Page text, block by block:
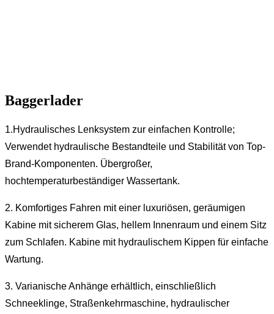
Baggerlader
1.Hydraulisches Lenksystem zur einfachen Kontrolle;
Verwendet hydraulische Bestandteile und Stabilität von Top-
Brand-Komponenten. Übergroßer,
hochtemperaturbeständiger Wassertank.
2. Komfortiges Fahren mit einer luxuriösen, geräumigen
Kabine mit sicherem Glas, hellem Innenraum und einem Sitz
zum Schlafen. Kabine mit hydraulischem Kippen für einfache
Wartung.
3. Varianische Anhänge erhältlich, einschließlich
Schneeklinge, Straßenkehrmaschine, hydraulischer